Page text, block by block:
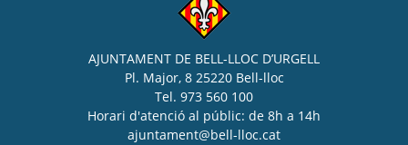
AJUNTAMENT DE BELL-LLOC D’URGELL
Pl. Major, 8 25220 Bell-lloc
Tel. 973 560 100
Horari d'atenció al públic: de 8h a 14h
ajuntament@bell-lloc.cat